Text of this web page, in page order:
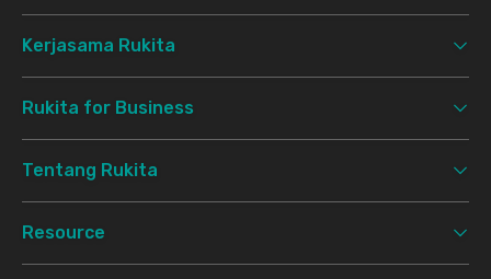
Kerjasama Rukita
Rukita for Business
Tentang Rukita
Resource